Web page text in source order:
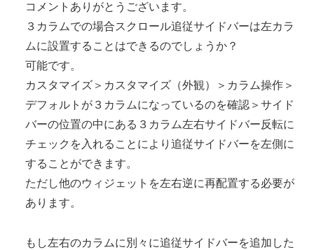
コメントありがとうございます。
３カラムでの場合スクロール追従サイドバーは左カラ
ムに設置することはできるのでしょうか？
可能です。
カスタマイズ＞カスタマイズ（外観）＞カラム操作＞
デフォルトが３カラムになっているのを確認＞サイド
バーの位置の中にある３カラム左右サイドバー反転に
チェックを入れることにより追従サイドバーを左側に
することができます。
ただし他のウィジェットを左右逆に再配置する必要が
あります。
もし左右のカラムに別々に追従サイドバーを追加した